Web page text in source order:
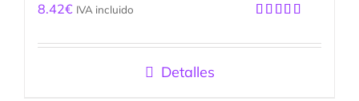
con5.00de
8.42€ IVA incluido
Detalles